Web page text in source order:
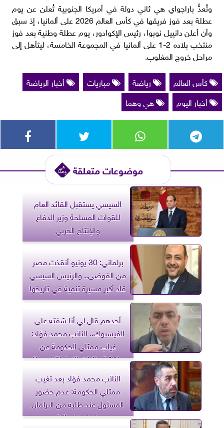
وتُعدُّ باراجواي هي ثاني دولة في أمريكا الجنوبية تُعلن عن يوم
عطلة بعد فوز فريقها في كأس العالم 2026 على ألمانيا، إذ سبق
وأن أعلن دانييل نوبوا، رئيس الإكوادور، يوم عطلة وطنية بعد فوز
منتخب بلاده 2-1 على ألمانيا في المجموعة الخامسة، ليتأهل إلى
مراحل خروج المغلوب.
كأس العالم
رياضة مباريات
أخبار الرياضة
أخبار اليوم
هي وهما
موضوعات متعلقة
السيسي يستقبل القائد العام
للقوات المسلحة وزير الدفاع
والإنتاج الحربي
برلماني: 30 يونيو أنقذت مصر
من الفوضى.. والرئيس السيسي
قاد أكبر مسيرة تنمية في تاريخها
أحدهم قال لي أنا شفته على
الفيسبوك.. النائب محمد فؤاد:
غياب ممثلي الحكومة عن
مناقشة طلبات الإحاطة أمر جلل
النائب محمد فؤاد بعد تغيب
ممثلي الحكومة: عدم حضور
المسئول عند طلبه من البرلمان
يجب أن تهتز له الرؤوس